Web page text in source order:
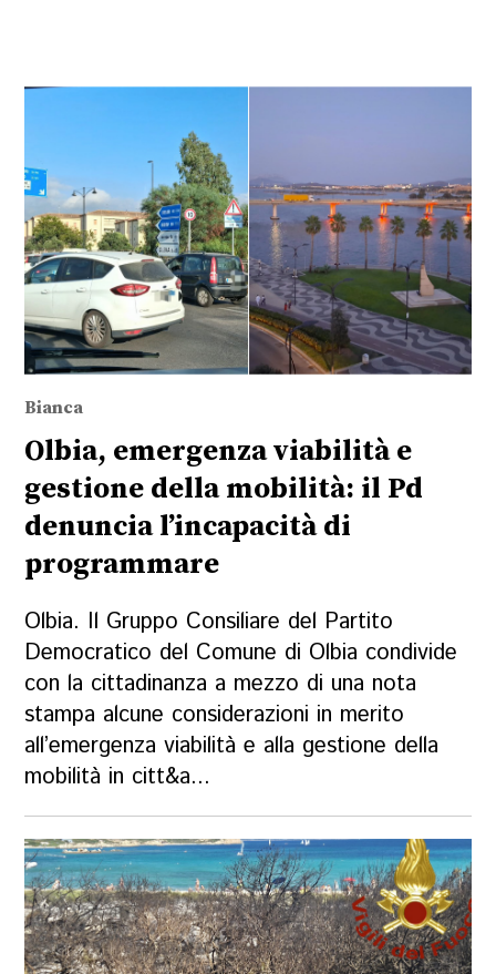
Bianca
Olbia, emergenza viabilità e
gestione della mobilità: il Pd
denuncia l’incapacità di
programmare
Olbia. Il Gruppo Consiliare del Partito
Democratico del Comune di Olbia condivide
con la cittadinanza a mezzo di una nota
stampa alcune considerazioni in merito
all’emergenza viabilità e alla gestione della
mobilità in citt&a...